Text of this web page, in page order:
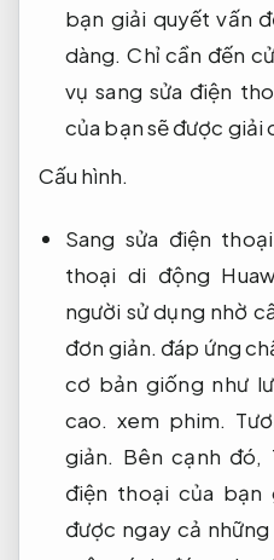
bạn giải quyết vấn
dàng. Chỉ cần đến
vụ sang sửa điện
của bạn sẽ được giải
Cấu hình.
Sang sửa điện
thoại di động
người sử dụng nhờ
đơn giản. đáp ứng
cơ bản giống như
cao. xem phim.
giản. Bên cạnh đó,
điện thoại của
được ngay cả